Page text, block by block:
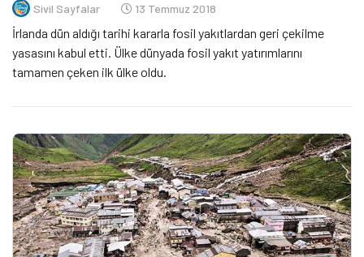
Sivil Sayfalar 13 Temmuz 2018
İrlanda dün aldığı tarihi kararla fosil yakıtlardan geri çekilme
yasasını kabul etti. Ülke dünyada fosil yakıt yatırımlarını
tamamen çeken ilk ülke oldu.